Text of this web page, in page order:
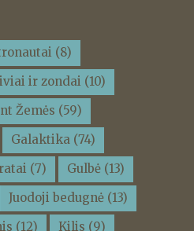
(8)
ir zondai (10)
Žemės (59)
Galaktika (74)
(7) Gulbė (13)
Juodoji bedugnė (13)
(12) Kilis (9)